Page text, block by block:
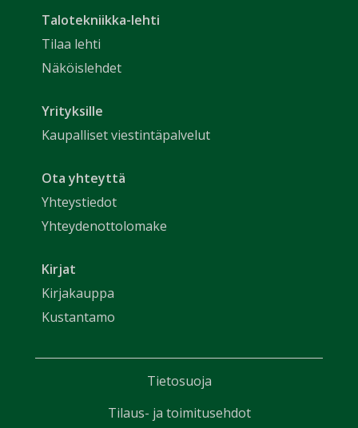
Talotekniikka-lehti
Tilaa lehti
Näköislehdet
Yrityksille
Kaupalliset viestintäpalvelut
Ota yhteyttä
Yhteystiedot
Yhteydenottolomake
Kirjat
Kirjakauppa
Kustantamo
Tietosuoja
Tilaus- ja toimitusehdot